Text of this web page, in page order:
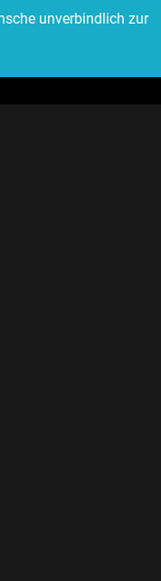
unverbindlich zur